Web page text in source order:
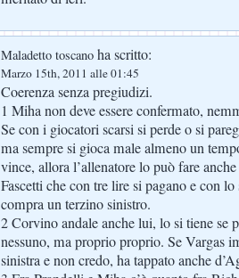
Maladetto toscano ha scritto:
Marzo 15th, 2011 alle 01:45
Coerenza senza pregiudizi.
1 Miha non deve essere confermato,
Se con i giocatori scarsi si perde o si
ma sempre si gioca male almeno un
vince, allora l’allenatore lo può fare
Fascetti che con tre lire si pagano e con
compra un terzino sinistro.
2 Corvino andale anche lui, lo si tiene se
nessuno, ma proprio proprio. Se Vargas
sinistra e non credo, ha tappato anche